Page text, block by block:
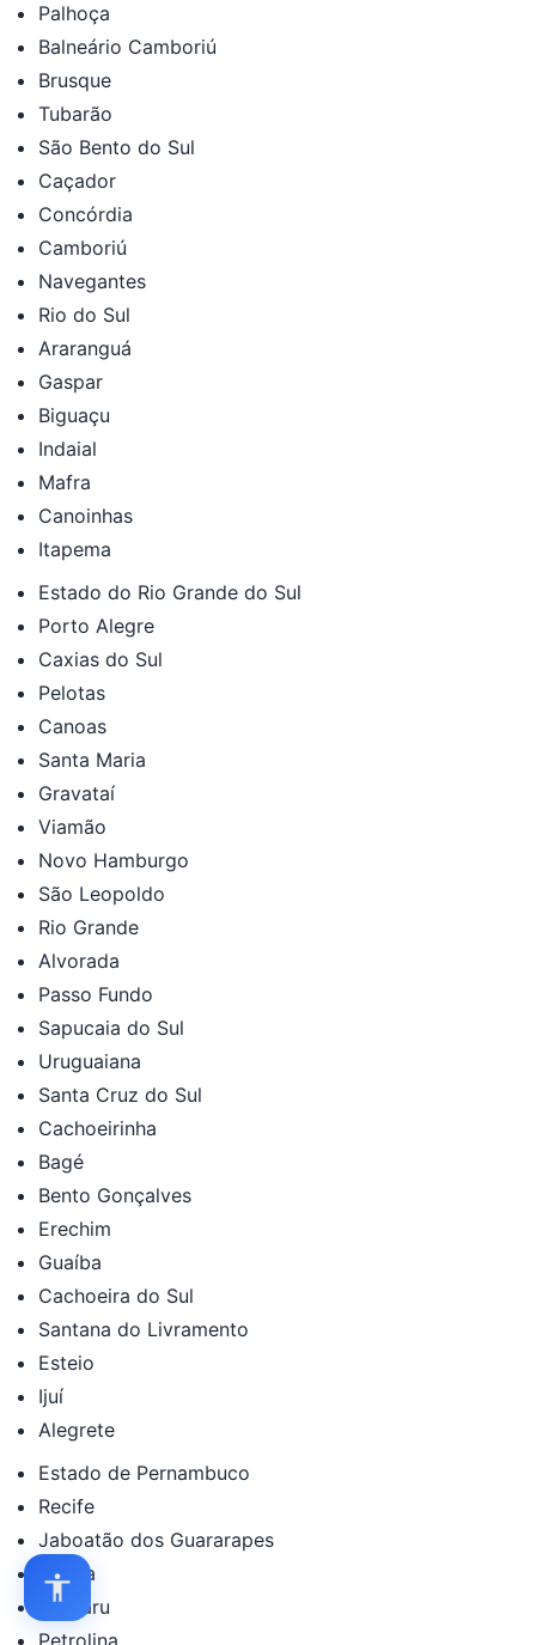
Palhoça
Balneário Camboriú
Brusque
Tubarão
São Bento do Sul
Caçador
Concórdia
Camboriú
Navegantes
Rio do Sul
Araranguá
Gaspar
Biguaçu
Indaial
Mafra
Canoinhas
Itapema
Estado do Rio Grande do Sul
Porto Alegre
Caxias do Sul
Pelotas
Canoas
Santa Maria
Gravataí
Viamão
Novo Hamburgo
São Leopoldo
Rio Grande
Alvorada
Passo Fundo
Sapucaia do Sul
Uruguaiana
Santa Cruz do Sul
Cachoeirinha
Bagé
Bento Gonçalves
Erechim
Guaíba
Cachoeira do Sul
Santana do Livramento
Esteio
Ijuí
Alegrete
Estado de Pernambuco
Recife
Jaboatão dos Guararapes
Olinda
Caruaru